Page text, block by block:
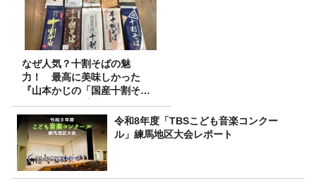
なぜ人気？十割そばの魅
力！ 最高に美味しかった
『山本かじの「国産十割そ
ば」』とは？【十割そば10種
食べ比べ】
令和8年度「TBSこども音楽コンクー
ル」練馬地区大会レポート